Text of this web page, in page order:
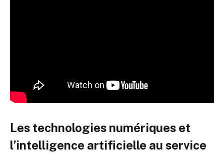
Les technologies numériques et
l’intelligence artificielle au service